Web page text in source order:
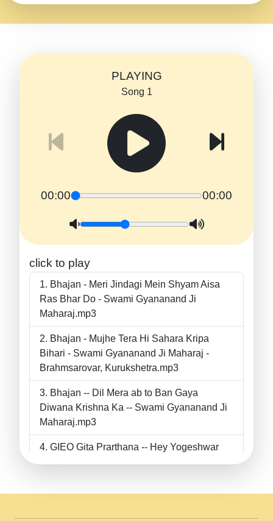
PLAYING
Song 1
00:00 00:00
click to play
Bhajan - Meri Jindagi Mein Shyam Aisa
Ras Bhar Do - Swami Gyananand Ji
Maharaj.mp3
Bhajan - Mujhe Tera Hi Sahara Kripa
Bihari - Swami Gyananand Ji Maharaj -
Brahmsarovar, Kurukshetra.mp3
Bhajan -- Dil Mera ab to Ban Gaya
Diwana Krishna Ka -- Swami Gyananand Ji
Maharaj.mp3
GIEO Gita Prarthana -- Hey Yogeshwar
II Swami Gyananand Ji Maharaj.mp3